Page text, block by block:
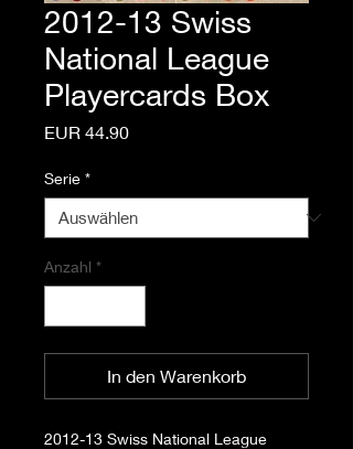
2012-13 Swiss
National League
Playercards Box
EUR 44.90Preis
Serie *
Anzahl *
In den Warenkorb
2012-13 Swiss National League